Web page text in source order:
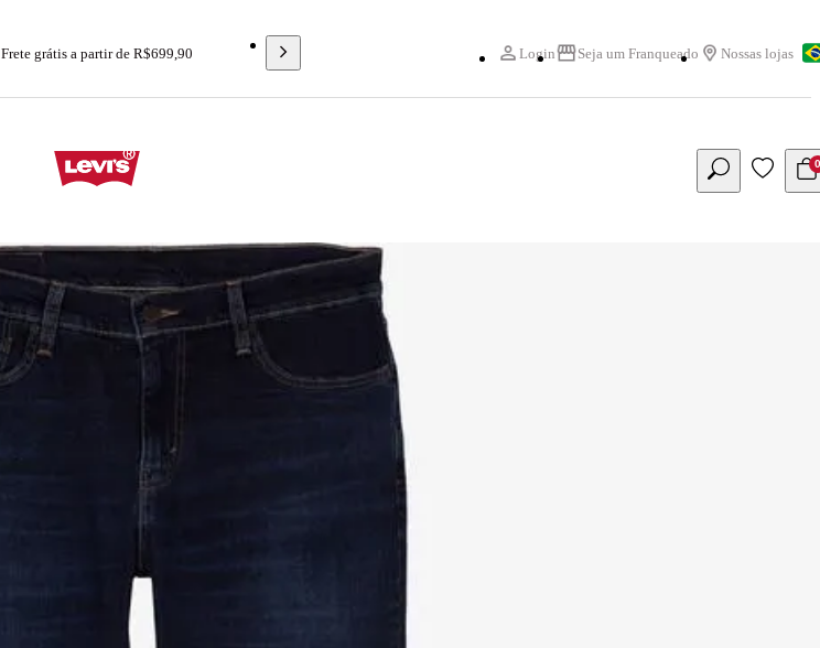
Frete grátis a partir de R$699,90 Login Seja um Franqueado Nossas lojas
0